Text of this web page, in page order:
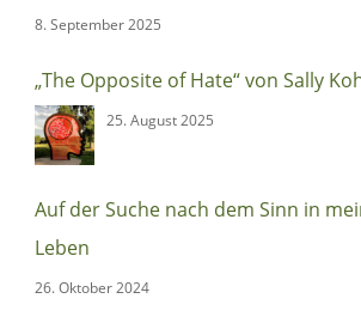
Ursachen des autoritären
8. September 2025
„The Opposite of Hate“ von Sally
25. August 2025
Auf der Suche nach dem Sinn in
Leben
26. Oktober 2024